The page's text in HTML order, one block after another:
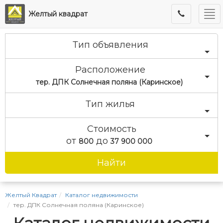
Желтый квадрат
Тип объявления
Расположение
тер. ДПК Солнечная поляна (Каринское)
Тип жилья
Стоимость
от 800 до37 900 000
Найти
Желтый Квадрат
Каталог недвижимости
тер. ДПК Солнечная поляна (Каринское)